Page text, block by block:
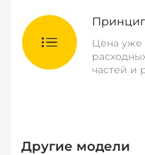
Цена уже
частей и
Другие модели